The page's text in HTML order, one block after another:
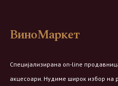
ВиноМаркет
Специјализирана on-line
акцесоари. Нудиме широк избор на